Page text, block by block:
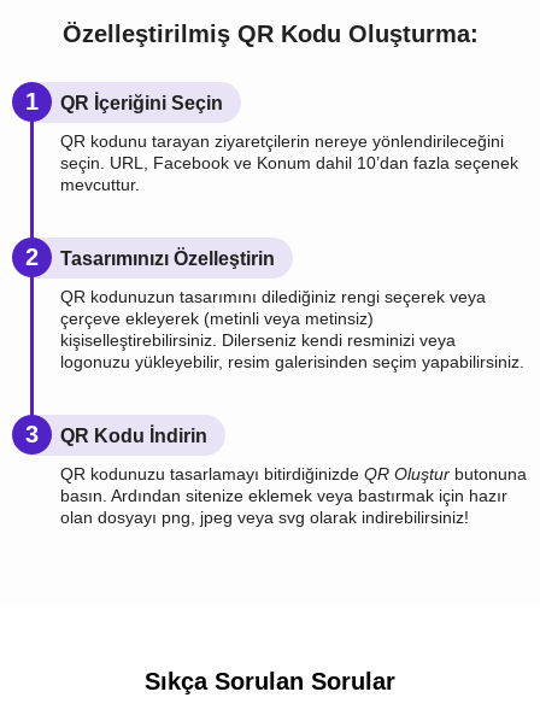
Özelleştirilmiş QR Kodu Oluşturma:
1 QR İçeriğini Seçin
QR kodunu tarayan ziyaretçilerin nereye yönlendirileceğini
seçin. URL, Facebook ve Konum dahil 10’dan fazla seçenek
mevcuttur.
2 Tasarımınızı Özelleştirin
QR kodunuzun tasarımını dilediğiniz rengi seçerek veya
çerçeve ekleyerek (metinli veya metinsiz)
kişiselleştirebilirsiniz. Dilerseniz kendi resminizi veya
logonuzu yükleyebilir, resim galerisinden seçim yapabilirsiniz.
3 QR Kodu İndirin
QR kodunuzu tasarlamayı bitirdiğinizde QR Oluştur butonuna
basın. Ardından sitenize eklemek veya bastırmak için hazır
olan dosyayı png, jpeg veya svg olarak indirebilirsiniz!
Sıkça Sorulan Sorular